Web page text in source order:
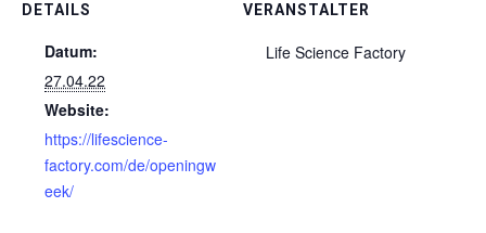
DETAILS
Datum:
27.04.22
Website:
https://lifescience-
factory.com/de/openingw
eek/
VERANSTALTER
Life Science Factory